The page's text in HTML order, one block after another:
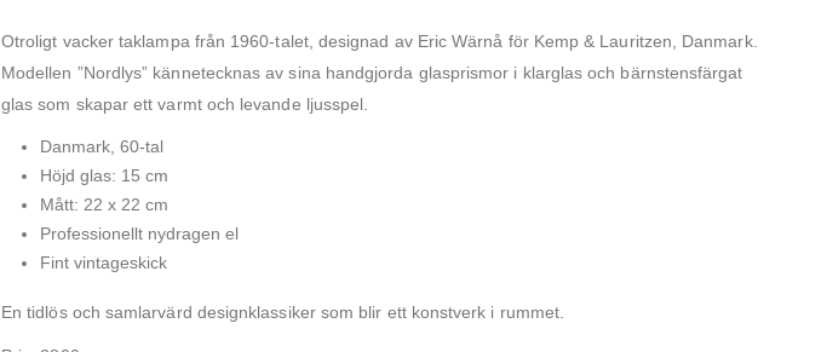
Otroligt vacker taklampa från 1960-talet, designad av Eric Wärnå för Kemp & Lauritzen, Danmark.
Modellen ”Nordlys” kännetecknas av sina handgjorda glasprismor i klarglas och bärnstensfärgat
glas som skapar ett varmt och levande ljusspel.
Danmark, 60-tal
Höjd glas: 15 cm
Mått: 22 x 22 cm
Professionellt nydragen el
Fint vintageskick
En tidlös och samlarvärd designklassiker som blir ett konstverk i rummet.